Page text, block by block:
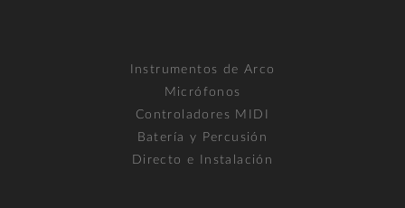
Instrumentos de Arco
Micrófonos
Controladores MIDI
Batería y Percusión
Directo e Instalación